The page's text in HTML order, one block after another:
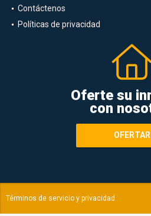
Contáctenos
Políticas de privacidad
Oferte su
con
OFERTAR
Términos de servicio y privacidad